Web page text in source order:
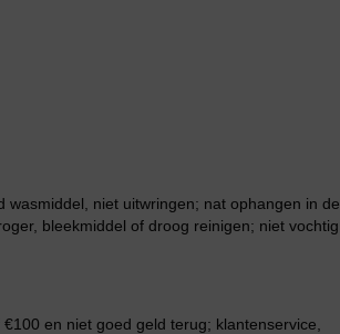
niet uitwringen; nat ophangen in de
bleekmiddel of droog reinigen; niet vochtig
en niet goed geld terug; klantenservice,